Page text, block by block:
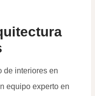
de interiores en
equipo experto en